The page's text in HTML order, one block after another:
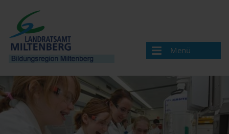
Menü
Bildungsregion
Aktuelles
Veranstaltungen / Termine